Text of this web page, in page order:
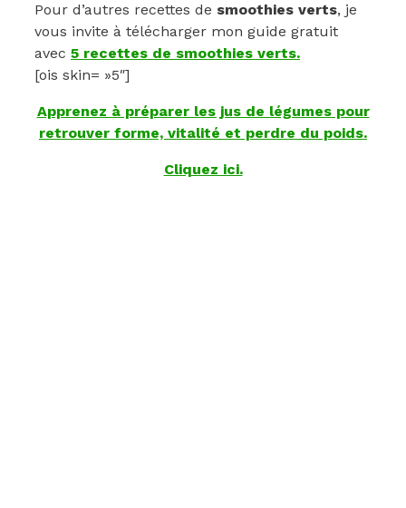
Pour d’autres recettes de smoothies verts, je
vous invite à télécharger mon guide gratuit
avec 5 recettes de smoothies verts.
[ois skin= »5″]
Apprenez à préparer les jus de légumes pour
retrouver forme, vitalité et perdre du poids.
Cliquez ici.